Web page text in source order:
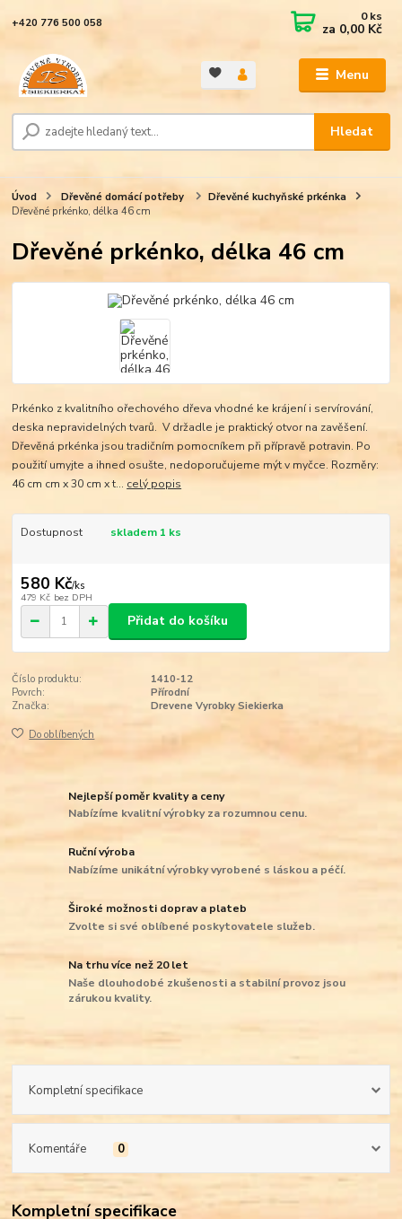
Menu
Hledat
+420 776 500 058 0ks
za 0,00 Kč
Úvod Dřevěné domácí potřeby
Dřevěné kuchyňské prkénka
Dřevěné prkénko, délka 46 cm
Dřevěné prkénko, délka 46 cm
Prkénko z kvalitního ořechového dřeva vhodné ke krájení i servírování,
deska nepravidelných tvarů. V držadle je praktický otvor na zavěšení.
Dřevěná prkénka jsou tradičním pomocníkem při přípravě potravin. Po
použití umyjte a ihned osušte, nedoporučujeme mýt v myčce. Rozměry:
46 cm cm x 30 cm x t... celý popis
Dostupnost skladem 1 ks
580 Kč/ks
479 Kč bez DPH
Přidat do košíku
Číslo produktu:
1410-12
Povrch:
Přírodní
Značka:
Drevene Vyrobky Siekierka
Do oblíbených
Nejlepší poměr kvality a ceny
Nabízíme kvalitní výrobky za rozumnou cenu.
Ruční výroba
Nabízíme unikátní výrobky vyrobené s láskou a péčí.
Široké možnosti doprav a plateb
Zvolte si své oblíbené poskytovatele služeb.
Na trhu více než 20 let
Naše dlouhodobé zkušenosti a stabilní provoz jsou
zárukou kvality.
Kompletní specifikace
Komentáře 0
Kompletní specifikace